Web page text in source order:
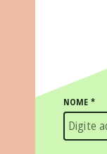
NOME *